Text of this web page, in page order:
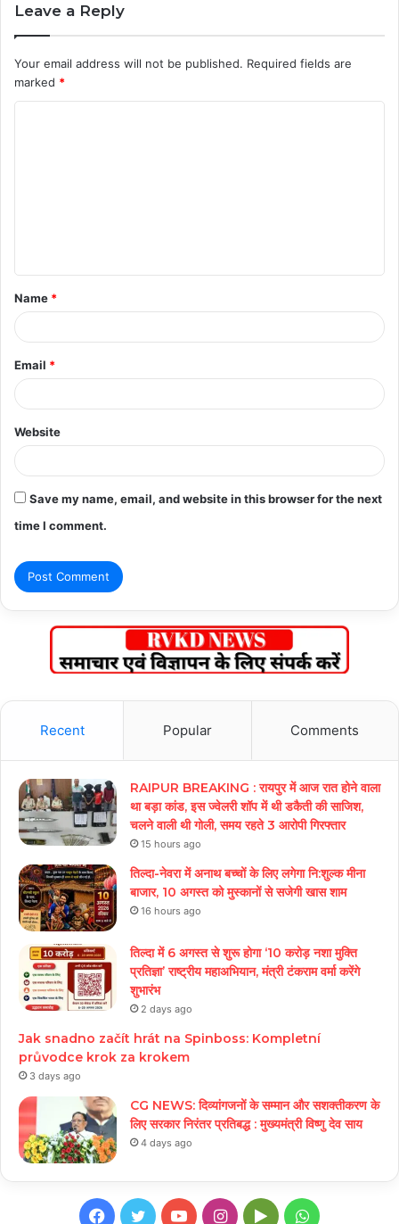
Leave a Reply
Your email address will not be published. Required fields are
marked *
t
*
Name *
Email *
Website
Save my name, email, and website in this browser for the next
time I comment.
Recent Popular Comments
RAIPUR BREAKING : रायपुर में आज रात होने वाला
था बड़ा कांड, इस ज्वेलरी शॉप में थी डकैती की साजिश,
चलने वाली थी गोली, समय रहते 3 आरोपी गिरफ्तार
15 hours ago
तिल्दा-नेवरा में अनाथ बच्चों के लिए लगेगा नि:शुल्क मीना
बाजार, 10 अगस्त को मुस्कानों से सजेगी खास शाम
16 hours ago
तिल्दा में 6 अगस्त से शुरू होगा ‘10 करोड़ नशा मुक्ति
प्रतिज्ञा’ राष्ट्रीय महाअभियान, मंत्री टंकराम वर्मा करेंगे
शुभारंभ
2 days ago
Jak snadno začít hrát na Spinboss: Kompletní
průvodce krok za krokem
3 days ago
CG NEWS: दिव्यांगजनों के सम्मान और सशक्तीकरण के
लिए सरकार निरंतर प्रतिबद्ध : मुख्यमंत्री विष्णु देव साय
4 days ago
Facebook
TwitterYouTubeInstagram
GoogleWhatsApp